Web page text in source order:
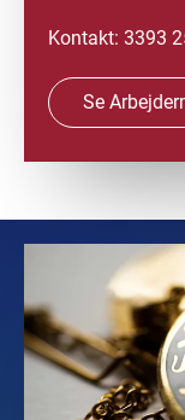
Kontakt: 3393
Se